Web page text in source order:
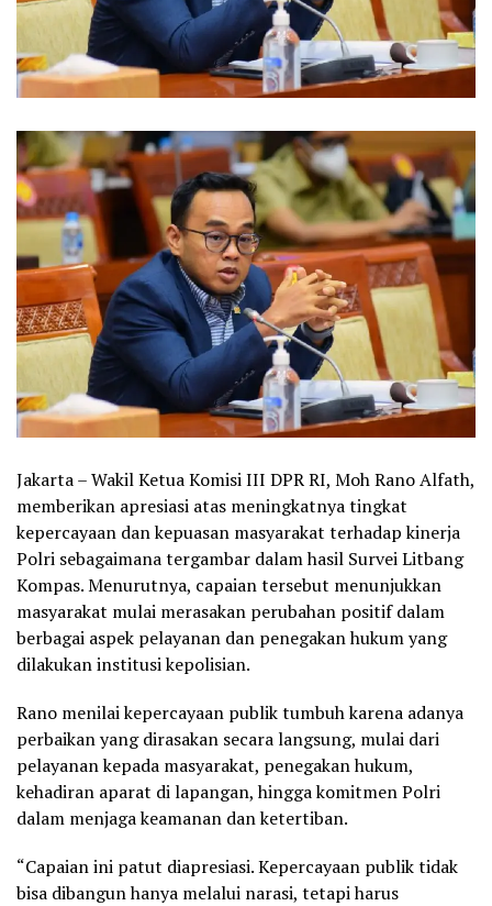
Jakarta – Wakil Ketua Komisi III DPR RI, Moh Rano Alfath,
memberikan apresiasi atas meningkatnya tingkat
kepercayaan dan kepuasan masyarakat terhadap kinerja
Polri sebagaimana tergambar dalam hasil Survei Litbang
Kompas. Menurutnya, capaian tersebut menunjukkan
masyarakat mulai merasakan perubahan positif dalam
berbagai aspek pelayanan dan penegakan hukum yang
dilakukan institusi kepolisian.
Rano menilai kepercayaan publik tumbuh karena adanya
perbaikan yang dirasakan secara langsung, mulai dari
pelayanan kepada masyarakat, penegakan hukum,
kehadiran aparat di lapangan, hingga komitmen Polri
dalam menjaga keamanan dan ketertiban.
“Capaian ini patut diapresiasi. Kepercayaan publik tidak
bisa dibangun hanya melalui narasi, tetapi harus